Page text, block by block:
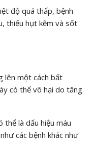
độ quá thấp, bệnh
thiếu hụt kẽm và sốt
lên một cách bất
có thể vô hại do tăng
là dấu hiệu máu
các bệnh khác như